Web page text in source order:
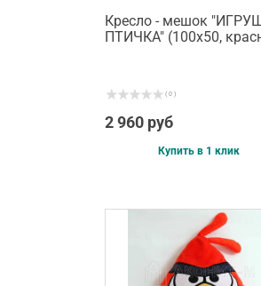
Кресло - мешок
ПТИЧКА" (100х50,
( 0 )
2 960 руб
Купить в 1 клик